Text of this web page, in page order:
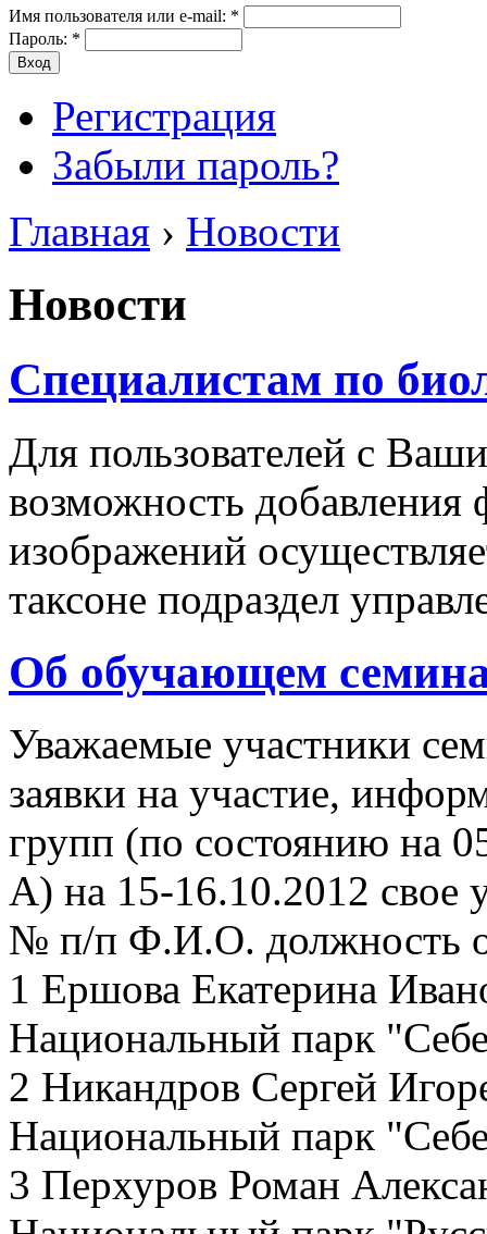
Имя пользователя или e-mail: *
Пароль: *
Регистрация
Забыли пароль?
Главная › Новости
Новости
Специалистам по
Для пользователей с
возможность добавления
изображений
таксоне подраздел
Об обучающем
Уважаемые участники
заявки на участие,
групп (по состоянию на
А) на 15-16.10.2012 свое
№ п/п Ф.И.О. должность
1 Ершова Екатерина
Национальный парк
2 Никандров Сергей
Национальный парк
3 Перхуров Роман